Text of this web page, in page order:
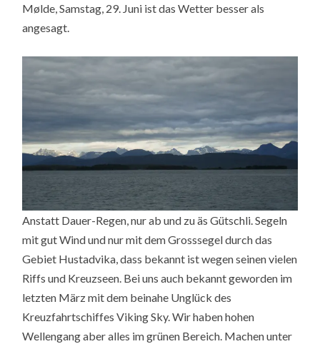
Mølde, Samstag, 29. Juni ist das Wetter besser als
angesagt.
Anstatt Dauer-Regen, nur ab und zu äs Gütschli. Segeln
mit gut Wind und nur mit dem Grosssegel durch das
Gebiet Hustadvika, dass bekannt ist wegen seinen vielen
Riffs und Kreuzseen. Bei uns auch bekannt geworden im
letzten März mit dem beinahe Unglück des
Kreuzfahrtschiffes Viking Sky. Wir haben hohen
Wellengang aber alles im grünen Bereich. Machen unter